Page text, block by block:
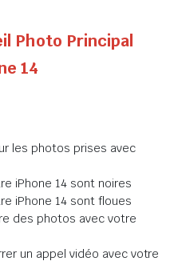
Photo Principal
14
les photos prises avec
iPhone 14 sont noires
iPhone 14 sont floues
des photos avec votre
un appel vidéo avec votre